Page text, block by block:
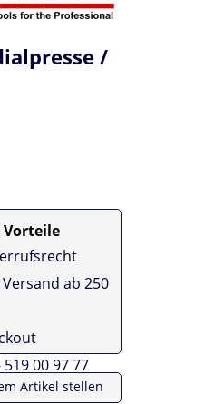
/
ab 250
00 97 77
Artikel stellen